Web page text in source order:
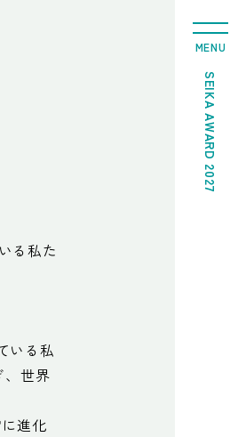
SEIKA AWARD 2027
MENU
る私た
いる私
、世界
進化